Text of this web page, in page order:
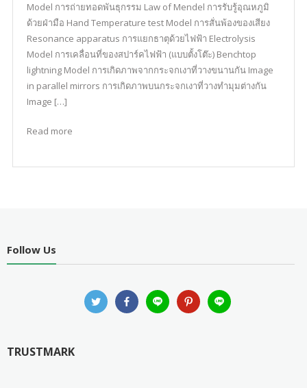
Model การถ่ายทอดพันธุกรรม Law of Mendel การรับรู้อุณหภูมิ
ด้วยฝ่ามือ Hand Temperature test Model การสั่นพ้องของเสียง
Resonance apparatus การแยกธาตุด้วยไฟฟ้า Electrolysis
Model การเคลื่อนที่ของสปาร์คไฟฟ้า (แบบตั้งโต๊ะ) Benchtop
lightning Model การเกิดภาพจากกระจกเงาที่วางขนานกัน Image
in parallel mirrors การเกิดภาพบนกระจกเงาที่วางทำมุมต่างกัน
Image […]
Read more
Follow Us
TRUSTMARK